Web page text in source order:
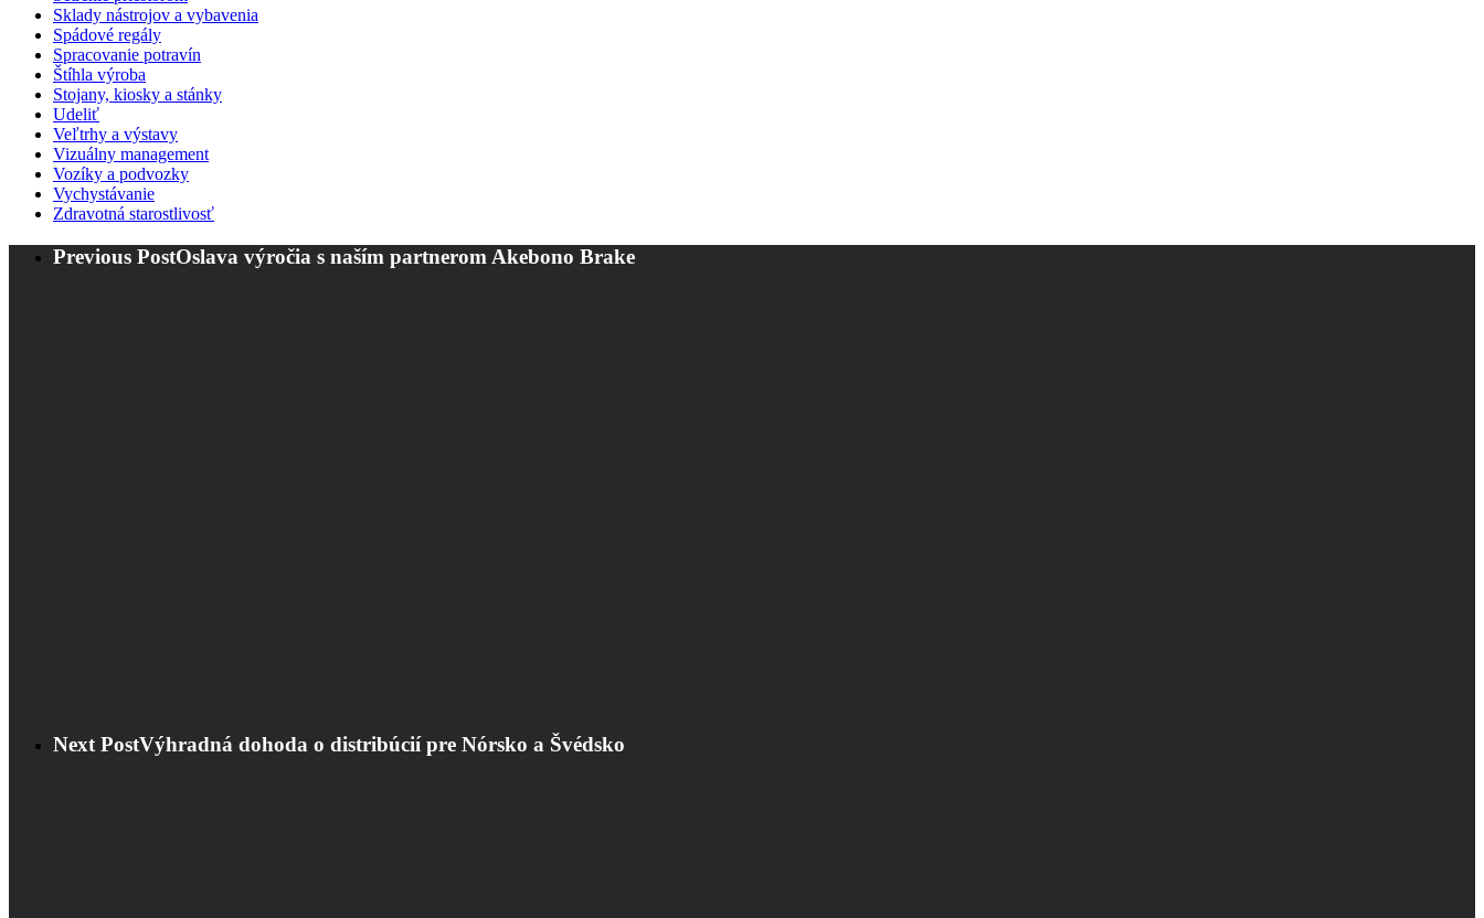
Sklady nástrojov a vybavenia
Spádové regály
Spracovanie potravín
Štíhla výroba
Stojany, kiosky a stánky
Udeliť
Veľtrhy a výstavy
Vizuálny management
Vozíky a podvozky
Vychystávanie
Zdravotná starostlivosť
Previous PostOslava výročia s naším partnerom Akebono Brake
Next PostVýhradná dohoda o distribúcií pre Nórsko a Švédsko